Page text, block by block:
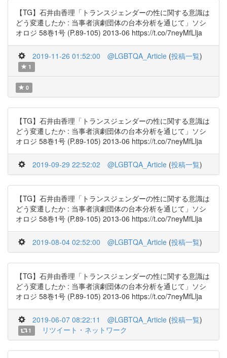
【TG】石井由香理「トランスジェンダーの性に関する意識は
どう変遷したか : 当事者演劇団体の台本分析を通じて」ソシ
オロジ 58巻1号 (P.89-105) 2013-06 https://t.co/7neyMfLlja
2019-11-26 01:52:00 @LGBTQA_Article (投稿一覧)
1
0
【TG】石井由香理「トランスジェンダーの性に関する意識は
どう変遷したか : 当事者演劇団体の台本分析を通じて」ソシ
オロジ 58巻1号 (P.89-105) 2013-06 https://t.co/7neyMfLlja
2019-09-29 22:52:02 @LGBTQA_Article (投稿一覧)
【TG】石井由香理「トランスジェンダーの性に関する意識は
どう変遷したか : 当事者演劇団体の台本分析を通じて」ソシ
オロジ 58巻1号 (P.89-105) 2013-06 https://t.co/7neyMfLlja
2019-08-04 02:52:00 @LGBTQA_Article (投稿一覧)
【TG】石井由香理「トランスジェンダーの性に関する意識は
どう変遷したか : 当事者演劇団体の台本分析を通じて」ソシ
オロジ 58巻1号 (P.89-105) 2013-06 https://t.co/7neyMfLlja
2019-06-07 08:22:11 @LGBTQA_Article (投稿一覧)
1 リツイート・ネットワーク